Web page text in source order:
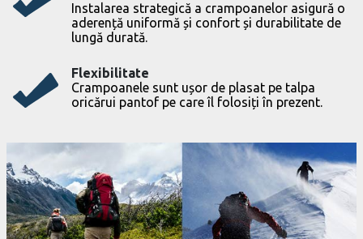
Instalarea strategică a crampoanelor asigură o
aderență uniformă și confort și durabilitate de
lungă durată.
Flexibilitate
Crampoanele sunt ușor de plasat pe talpa
oricărui pantof pe care îl folosiți în prezent.